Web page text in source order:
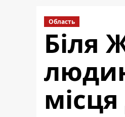
Область
Біля